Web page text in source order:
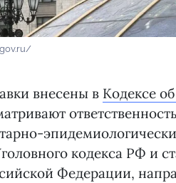
внесены в Кодексе
кодекса РФ и
Федерации,